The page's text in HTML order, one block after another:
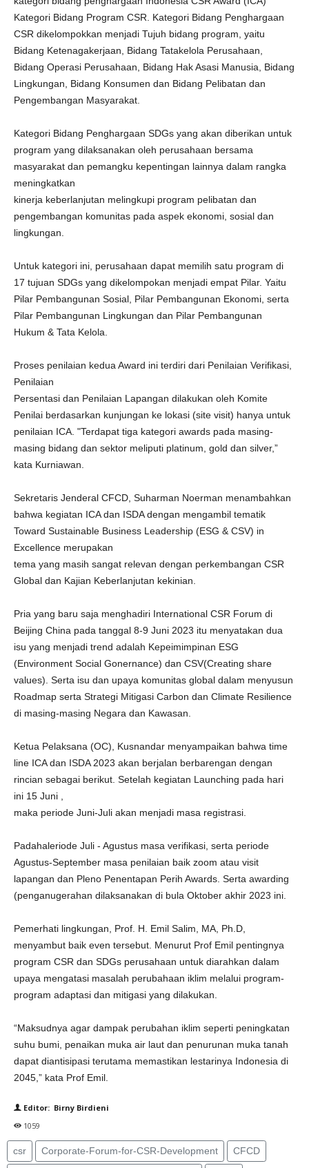
Kategori Bidang Program CSR. Kategori Bidang Penghargaan
CSR dikelompokkan menjadi Tujuh bidang program, yaitu
Bidang Ketenagakerjaan, Bidang Tatakelola Perusahaan,
Bidang Operasi Perusahaan, Bidang Hak Asasi Manusia, Bidang
Lingkungan, Bidang Konsumen dan Bidang Pelibatan dan
Pengembangan Masyarakat.
Kategori Bidang Penghargaan SDGs yang akan diberikan untuk
program yang dilaksanakan oleh perusahaan bersama
masyarakat dan pemangku kepentingan lainnya dalam rangka
meningkatkan
kinerja keberlanjutan melingkupi program pelibatan dan
pengembangan komunitas pada aspek ekonomi, sosial dan
lingkungan.
Untuk kategori ini, perusahaan dapat memilih satu program di
17 tujuan SDGs yang dikelompokan menjadi empat Pilar. Yaitu
Pilar Pembangunan Sosial, Pilar Pembangunan Ekonomi, serta
Pilar Pembangunan Lingkungan dan Pilar Pembangunan
Hukum & Tata Kelola.
Proses penilaian kedua Award ini terdiri dari Penilaian Verifikasi,
Penilaian
Persentasi dan Penilaian Lapangan dilakukan oleh Komite
Penilai berdasarkan kunjungan ke lokasi (site visit) hanya untuk
penilaian ICA. "Terdapat tiga kategori awards pada masing-
masing bidang dan sektor meliputi platinum, gold dan silver,”
kata Kurniawan.
Sekretaris Jenderal CFCD, Suharman Noerman menambahkan
bahwa kegiatan ICA dan ISDA dengan mengambil tematik
Toward Sustainable Business Leadership (ESG & CSV) in
Excellence merupakan
tema yang masih sangat relevan dengan perkembangan CSR
Global dan Kajian Keberlanjutan kekinian.
Pria yang baru saja menghadiri International CSR Forum di
Beijing China pada tanggal 8-9 Juni 2023 itu menyatakan dua
isu yang menjadi trend adalah Kepeimimpinan ESG
(Environment Social Gonernance) dan CSV(Creating share
values). Serta isu dan upaya komunitas global dalam menyusun
Roadmap serta Strategi Mitigasi Carbon dan Climate Resilience
di masing-masing Negara dan Kawasan.
Ketua Pelaksana (OC), Kusnandar menyampaikan bahwa time
line ICA dan ISDA 2023 akan berjalan berbarengan dengan
rincian sebagai berikut. Setelah kegiatan Launching pada hari
ini 15 Juni ,
maka periode Juni-Juli akan menjadi masa registrasi.
Padahaleriode Juli - Agustus masa verifikasi, serta periode
Agustus-September masa penilaian baik zoom atau visit
lapangan dan Pleno Penentapan Perih Awards. Serta awarding
(penganugerahan dilaksanakan di bula Oktober akhir 2023 ini.
Pemerhati lingkungan, Prof. H. Emil Salim, MA, Ph.D,
menyambut baik even tersebut. Menurut Prof Emil pentingnya
program CSR dan SDGs perusahaan untuk diarahkan dalam
upaya mengatasi masalah perubahaan iklim melalui program-
program adaptasi dan mitigasi yang dilakukan.
“Maksudnya agar dampak perubahan iklim seperti peningkatan
suhu bumi, penaikan muka air laut dan penurunan muka tanah
dapat diantisipasi terutama memastikan lestarinya Indonesia di
2045,” kata Prof Emil.
Editor: Birny Birdieni
1059
csr Corporate-Forum-for-CSR-Development CFCD